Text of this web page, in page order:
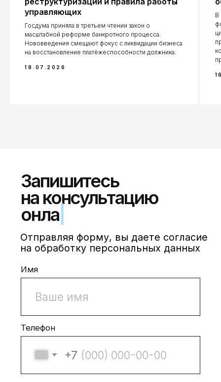
управляющих
Госдума приняла в третьем чтении закон о
масштабной реформе банкротного процесса.
Нововведения смещают фокус с ликвидации бизнеса
на восстановление платёжеспособности должника.
18.07.2026
В